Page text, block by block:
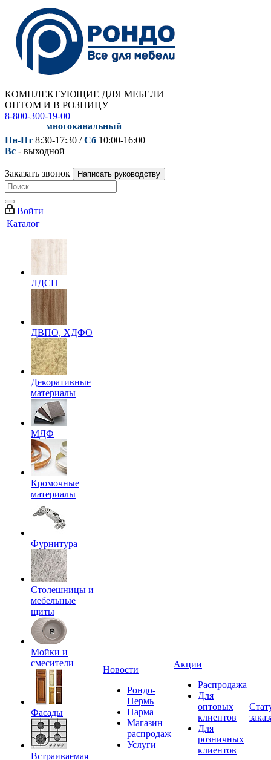
КОМПЛЕКТУЮЩИЕ ДЛЯ МЕБЕЛИ
ОПТОМ И В РОЗНИЦУ
8-800-300-19-00
многоканальный
Пн-Пт 8:30-17:30 /Сб 10:00-16:00
Вс - выходной
Заказать звонок Написать руководству
Войти
Каталог
ЛДСП
ДВПО, ХДФО
Декоративные
материалы
МДФ
Кромочные
материалы
Фурнитура
Столешницы и
мебельные
щиты
Мойки и
смесители
Фасады
Встраиваемая
Новости
Рондо-
Пермь
Парма
Магазин
распродаж
Услуги
Акции
Распродажа
Для
оптовых
клиентов
Для
розничных
клиентов